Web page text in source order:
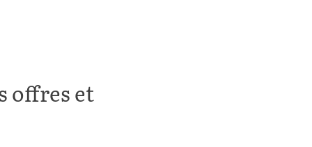
offres et